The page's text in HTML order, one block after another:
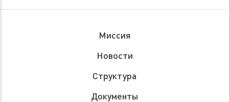
Миссия
Новости
Структура
Документы